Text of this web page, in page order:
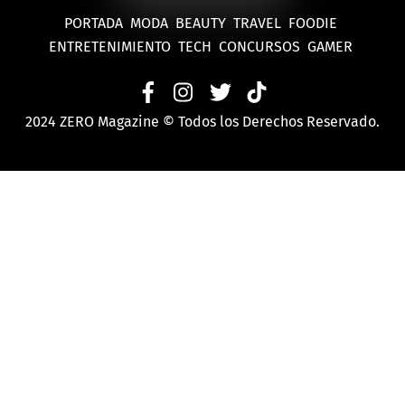
PORTADA MODA BEAUTY TRAVEL FOODIE
ENTRETENIMIENTO TECH CONCURSOS GAMER
2024 ZERO Magazine © Todos los Derechos Reservado.